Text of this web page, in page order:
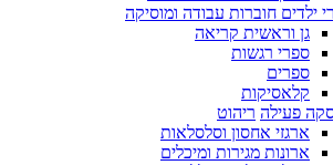
ילדים חוברות עבודה ומוסיקה
גן וראשית קריאה
ספרי רגשות
ספרים
קלאסיקות
פעילה ריהוט
ארגזי אחסון וסלסלאות
ארונות מגירות ומיכלים